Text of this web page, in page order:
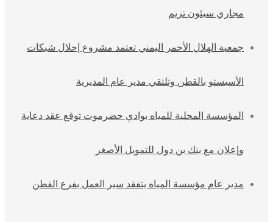
مجاري سيئون تريم
جمعية الهلال الأحمر اليمني تعتمد مشروع إحلال شبكات
الأسبستو بالقطن وتلتقي مدير عام المديرية
المؤسسة المحلية للمياه بوادي حضرموت توقع عقد دعاية
وإعلان مع بنك بن دول للتمويل الأصغر
مدير عام مؤسسة المياه يتفقد سير العمل بفرع القطن